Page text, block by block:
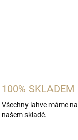
100% SKLADEM
Všechny lahve máme na
našem skladě.